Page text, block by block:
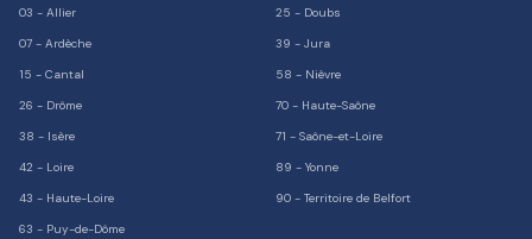
03 - Allier
07 - Ardèche
15 - Cantal
26 - Drôme
38 - Isère
42 - Loire
43 - Haute-Loire
63 - Puy-de-Dôme
25 - Doubs
39 - Jura
58 - Nièvre
70 - Haute-Saône
71 - Saône-et-Loire
89 - Yonne
90 - Territoire de Belfort